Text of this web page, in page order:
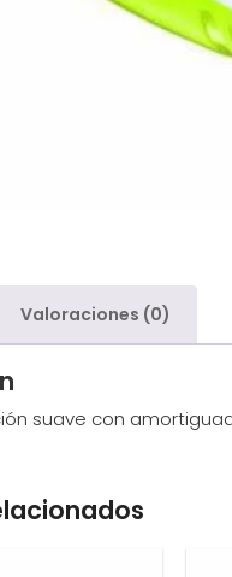
Valoraciones (0)
suave con